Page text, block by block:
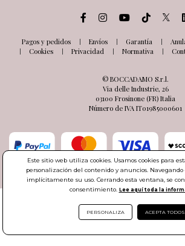
Pagos y pedidos Envíos Garantía
Cookies
Privacidad Normativa
© BOCCADAMO S.r.l.
Via delle Industrie, 26
03100 Frosinone (FR) Italia
Número de IVA IT01985000601
Este sitio web utiliza cookies. Usamos cookies para
personalización del contenido y anuncios.
implícitamente su uso. Cerrando esta ventana, se
consentimiento. Lee aquí toda la
PERSONALIZA ACEPTA TODOS